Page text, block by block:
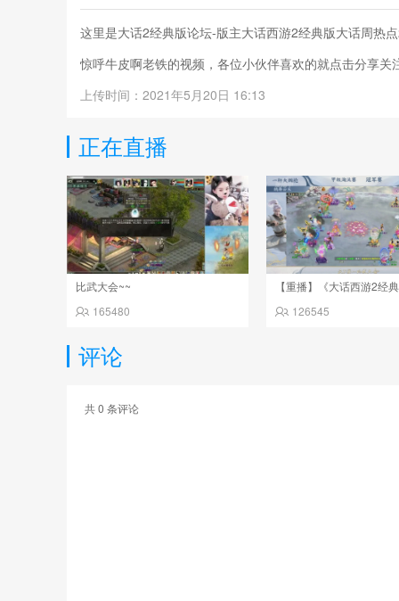
这里是大话2经典版论坛-版主大话西游2经典版大话周热
惊呼牛皮啊老铁的视频，各位小伙伴喜欢的就点击分享关
上传时间：2021年5月20日 16:13
正在直播
比武大会~~
165480
126545
评论
共0 条评论